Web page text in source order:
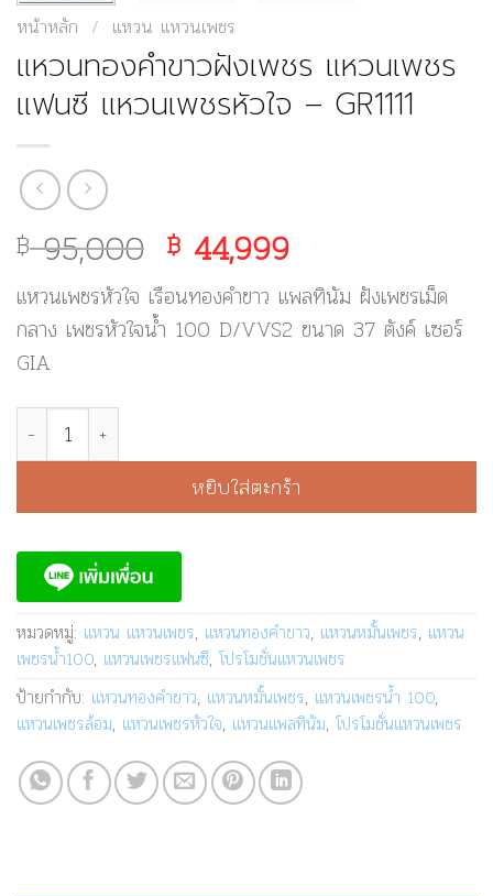
หน้าหลัก / แหวน แหวนเพชร
แหวนทองคำขาวฝังเพชร แหวนเพชร
แฟนซี แหวนเพชรหัวใจ – GR1111
฿95,000 Original
price
was:
฿ 95,000.
฿44,999Current
price
is:
฿ 44,999.
แหวนเพชรหัวใจ เรือนทองคำขาว แพลทินัม ฝังเพชรเม็ด
กลาง เพชรหัวใจน้ำ 100 D/VVS2 ขนาด 37 ตังค์ เซอร์
GIA
จำนวน แหวนทองคำขาวฝังเพชร แหวนเพชรแฟนซี แหวนเพชรหั
หยิบใส่ตะกร้า
หมวดหมู่: แหวน แหวนเพชร, แหวนทองคำขาว, แหวนหมั้นเพชร, แหวน
เพชรน้ำ100, แหวนเพชรแฟนซี, โปรโมชั่นแหวนเพชร
ป้ายกำกับ: แหวนทองคำขาว, แหวนหมั้นเพชร, แหวนเพชรน้ำ 100,
แหวนเพชรล้อม, แหวนเพชรหัวใจ, แหวนแพลทินัม, โปรโมชั่นแหวนเพชร